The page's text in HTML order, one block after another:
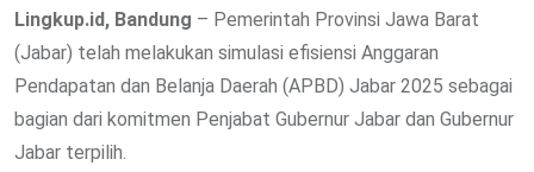
Lingkup.id, Bandung – Pemerintah Provinsi Jawa Barat
(Jabar) telah melakukan simulasi efisiensi Anggaran
Pendapatan dan Belanja Daerah (APBD) Jabar 2025 sebagai
bagian dari komitmen Penjabat Gubernur Jabar dan Gubernur
Jabar terpilih.